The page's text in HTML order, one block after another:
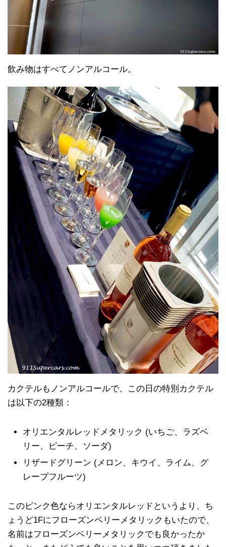
飲み物はすべてノンアルコール。
カクテルもノンアルコールで、この日の特別カクテル
は以下の2種類：
オリエンタルレッドメタリック (いちご、ラズベ
リー、ピーチ、ソーダ)
リザードグリーン (メロン、キウイ、ライム、グ
レープフルーツ)
このピンク色ならオリエンタルレッドというより、ち
ょうど1Fにフローズンベリーメタリックもいたので、
名前はフローズンベリーメタリックでも良かったか